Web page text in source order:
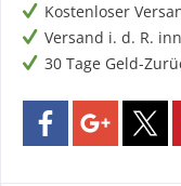
Kostenloser
Versand i. d. R.
30 Tage Geld-